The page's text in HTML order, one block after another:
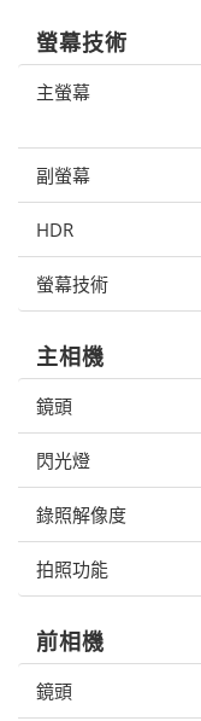
螢幕技術
主螢幕
副螢幕
HDR
螢幕技術
主相機
鏡頭
閃光燈
錄照解像度
拍照功能
前相機
鏡頭